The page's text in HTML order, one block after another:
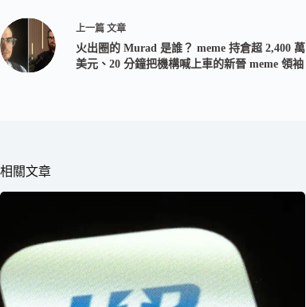
上一篇 文章
火出圈的 Murad 是誰？ meme 持倉超 2,400 萬
美元、20 分鐘把機構喊上車的新晉 meme 領袖
相關文章